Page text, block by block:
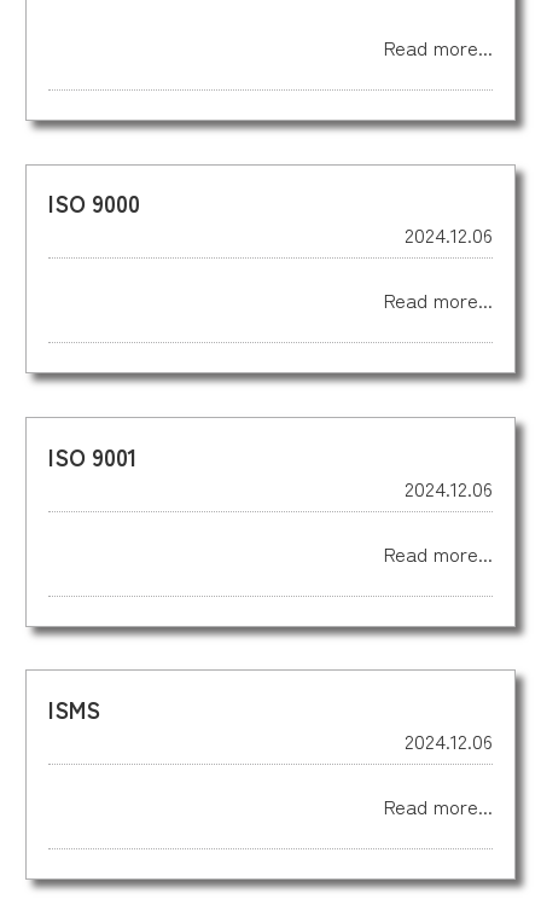
Read more...
ISO 9000
2024.12.06
Read more...
ISO 9001
2024.12.06
Read more...
ISMS
2024.12.06
Read more...